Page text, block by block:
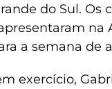
do Sul.
a semana de
exercício,